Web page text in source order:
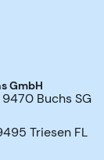
GmbH
9470 Buchs SG
Triesen FL